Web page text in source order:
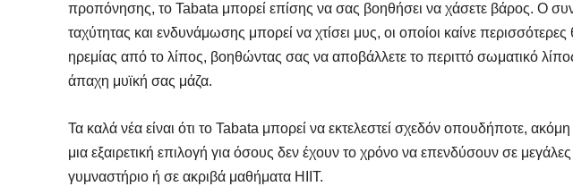
προπόνησης, το Tabata μπορεί επίσης να σας βοηθήσει να χάσετε βάρος. Ο
ταχύτητας και ενδυνάμωσης μπορεί να χτίσει μυς, οι οποίοι καίνε
ηρεμίας από το λίπος, βοηθώντας σας να αποβάλλετε το περιττό σωματικό
άπαχη μυϊκή σας μάζα.
Τα καλά νέα είναι ότι το Tabata μπορεί να εκτελεστεί σχεδόν οπουδήποτε,
μια εξαιρετική επιλογή για όσους δεν έχουν το χρόνο να επενδύσουν σε
γυμναστήριο ή σε ακριβά μαθήματα HIIT.